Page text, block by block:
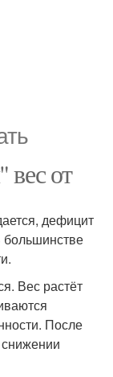
от
дефицит
большинстве
Вес растёт
После